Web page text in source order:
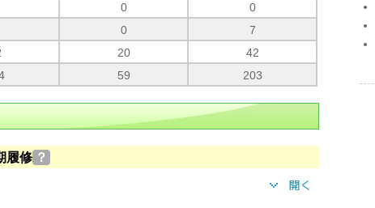
0
0
0
7
20
42
59 203
履修 ？